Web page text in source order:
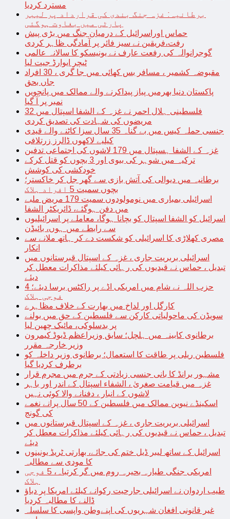
مسترد کردیا
برطانیہ: غزہ جنگ بندی کی قرارداد پر لیبر
پارٹی میں بغاوت ہوگئی
حماس اوراسرائیل کے درمیان جنگ میں بڑی پیش
رفت،فریقین نے سیز فائر پر آمادگی ظاہر کردی
گوجرانوالہ کی رفعت عارف نے یونیسکو کا سالانہ عالمی
ٹیچر ایوارڈ جیت لیا
مقبوضہ کشمیر ، مسافر بس کھائی میں جا گری ، 30 افراد
جاں بحق
پاکستان دنیا بھرمیں پیاز پیداکرنے والے ممالک میں پانچویں
نمبر پر آ گیا
فلسطینی ہلال احمر نے غزہ کے الشفا اسپتال میں 32
مریضوں کی شہادت کی تصدیق کردی
جنسی حملہ کیس میں بے گناہ 35 سال سزا کاٹنے والے قیدی
کیلیے لاکھوں ڈالرز زرتلافی
غزہ کے الشفا ہسپتال میں 179 لاشوں کی اجتماعی تدفین
ترکیہ میں شوہر کی بیوی اور 3 بچوں کو قتل کرکے
خودکشی کی کوشش
برطانیہ میں دیوالی کی آتش بازی سے گھر جل کر خاکستر؛
بچوں سمیت 5 افراد ہلاک
اسرائیلی بمباری میں نومولودوں سمیت 179 مریض ملبے
میں دفن ہوگئے، ڈائریکٹر الشفا
اسرائیل کو الشفا اسپتال کو بچانا ہوگا، معاملے پر اسرائیلیوں
سے رابطے میں ہوں، بائیڈن
مصری کھلاڑی کا اسرائیلی کو شکست دے کر ہاتھ ملانے سے
انکار
اسرائیلی بربریت جاری ، غزہ کے اسپتال قبرستانوں میں
تبدیل ، حماس نے قیدیوں کی رہائی کیلئے مذاکرات معطل کر
دیئے
حزب اللہ نے شام میں امریکی اڈے پر راکٹس برسا دیئے؛ 4
فوجی ہلاک
کارگل اور لداخ میں بھارت کے خلاف مظاہرے
سویڈن کی ماحولیاتی کارکن سے فلسطین کے حق میں بولنے
پر بدسلوکی، مائیک چھین لیا
برطانوی کابینہ میں ہلچل؛ سابق وزیراعظم ڈیوڈ کیمرون
وزیر خارجہ مقرر
فلسطین ریلی پر طاقت کا استعمال؛ برطانوی وزیر داخلہ کو
برطرف کردیا گیا
مشہور برانڈ کا بانی جنسی زیادتی کے جرم میں مجرم قرار
غزہ میں قیامت صغریٰ ، الشفاء اسپتال کے اندر اور باہر
لاشوں کے انبار ، دفنانے والا کوئی نہیں
اسکینڈے نیوین ممالک میں فلسطین کے 50 سال پرانے نغمے
کی گونج
اسرائیلی بربریت جاری ، غزہ کے اسپتال قبرستانوں میں
تبدیل ، حماس نے قیدیوں کی رہائی کیلئے مذاکرات معطل کر
دیئے
اسرائیل کے ساتھ لیبر ڈیل ختم کی جائے، بھارتی ٹریڈ یونینوں
کا مودی سے مطالبہ
امریکی جنگی طیارہ بحیرہ روم میں گر کرتباہ، 5 فوجی
ہلاک
طیب اردوان نے اسرائیلی جارحیت رکوانے کیلئے امریکا پر دباؤ
ڈالنے کا مطالبہ کردیا
غیر قانونی افغان شہریوں کی اپنےوطن واپسی کا سلسلہ